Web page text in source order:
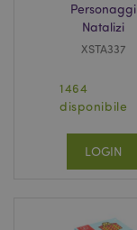
Personaggi
Natalizi
XSTA337
1464
disponibile
LOGIN